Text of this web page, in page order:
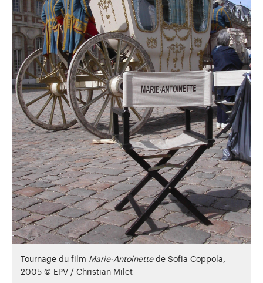
Tournage du film Marie-Antoinettede Sofia Coppola,
2005 © EPV / Christian Milet